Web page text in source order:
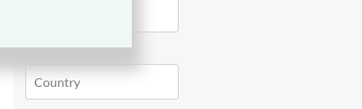
Country